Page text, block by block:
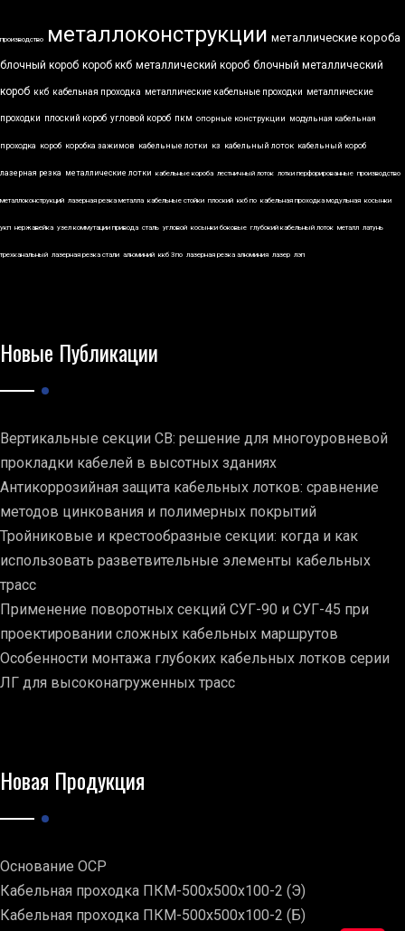
производство металлоконструкции металлические короба
блочный короб короб ккб металлический короб блочный металлический
короб ккб кабельная проходка металлические кабельные проходки металлические
проходки плоский короб угловой короб пкм опорные конструкции модульная кабельная
проходка короб коробка зажимов кабельные лотки кз кабельный лоток кабельный короб
лазерная резка металлические лотки кабельные короба лестничный лоток лотки перфорированные производство
металлоконструкций лазерная резка металла кабельные стойки плоский ккб по кабельная проходка модульная косынки
укп нержавейка узел коммутации привода сталь угловой косынки боковые глубокий кабельный лоток металл латунь
трехканальный лазерная резка стали алюминий ккб 3по лазерная резка алюминия лазер лэп
Новые Публикации
Вертикальные секции СВ: решение для многоуровневой
прокладки кабелей в высотных зданиях
Антикоррозийная защита кабельных лотков: сравнение
методов цинкования и полимерных покрытий
Тройниковые и крестообразные секции: когда и как
использовать разветвительные элементы кабельных
трасс
Применение поворотных секций СУГ-90 и СУГ-45 при
проектировании сложных кабельных маршрутов
Особенности монтажа глубоких кабельных лотков серии
ЛГ для высоконагруженных трасс
Новая Продукция
Основание ОСР
Кабельная проходка ПКМ-500х500х100-2 (Э)
Кабельная проходка ПКМ-500х500х100-2 (Б)